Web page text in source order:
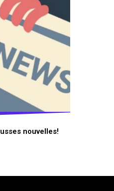
nouvelles!